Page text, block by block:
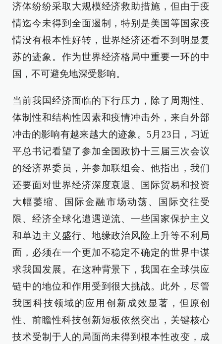
济体纷纷采取大规模经济救助措施，但由于疫
情迄今未得到全面遏制，特别是美国等国家疫
情没有根本性好转，世界经济还看不到明显复
苏的迹象。作为世界经济格局中重要一环的中
国，不可避免地深受影响。
当前我国经济面临的下行压力，除了周期性、
体制性和结构性因素和疫情冲击外，来自外部
冲击的影响有越来越大的迹象。5月23日，习近
平总书记看望了参加全国政协十三届三次会议
的经济界委员，并参加联组会。他指出，我们
还要面对世界经济深度衰退、国际贸易和投资
大幅萎缩、国际金融市场动荡、国际交往受
限、经济全球化遭遇逆流、一些国家保护主义
和单边主义盛行、地缘政治风险上升等不利局
面，必须在一个更加不稳定不确定的世界中谋
求我国发展。在这种背景下，我国在全球供应
链中的地位和作用受到很大挑战。此外，尽管
我国科技领域的应用创新成效显著，但原创
性、前瞻性科技创新短板依然突出，关键核心
技术受制于人的局面尚未得到根本性改变，成